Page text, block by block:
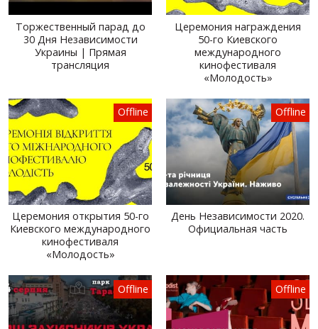
Торжественный парад до
30 Дня Независимости
Украины | Прямая
трансляция
Церемония награждения
50-го Киевского
международного
кинофестиваля
«Молодость»
Offline
Церемония открытия 50-го
Киевского международного
кинофестиваля
«Молодость»
Offline
День Независимости 2020.
Официальная часть
Offline Offline